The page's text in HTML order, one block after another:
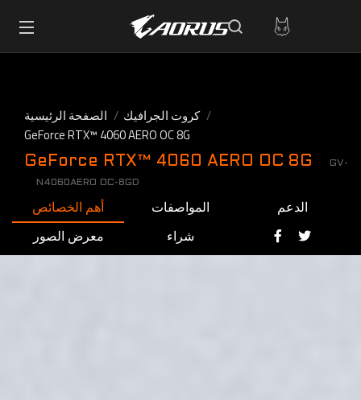
الصفحة الرئيسية
كروت الجرافيك
GeForce RTX™ 4060 AERO OC 8G
GeForce RTX™ 4060 AERO OC 8G
GV-
N4060AERO OC-8GD
أهم الخصائص المواصفات
الدعم
معرض الصور
شراء